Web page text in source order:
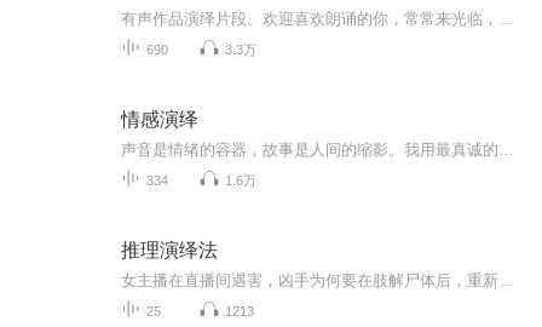
690 3.3万
情感演绎
334 1.6万
推理演绎法
25 1213